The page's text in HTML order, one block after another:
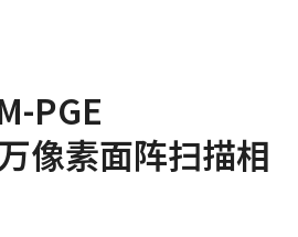
PGE
像素面阵扫描相